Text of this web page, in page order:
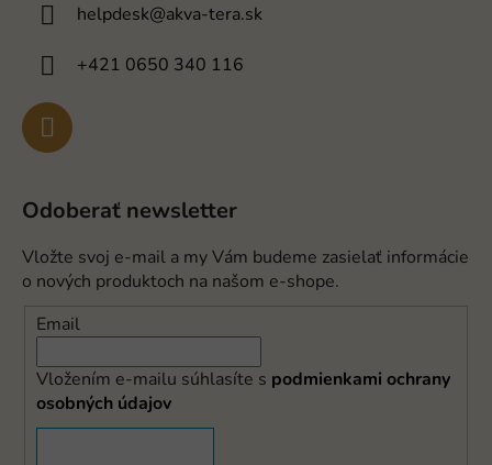
helpdesk@akva-tera.sk
+421 0650 340 116
Odoberať newsletter
Vložte svoj e-mail a my Vám budeme zasielať informácie
o nových produktoch na našom e-shope.
Email
Vložením e-mailu súhlasíte s podmienkami ochrany
osobných údajov